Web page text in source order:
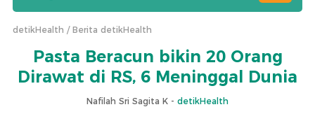
detikHealth Berita detikHealth
Pasta Beracun bikin 20 Orang
Dirawat di RS, 6 Meninggal Dunia
Nafilah Sri Sagita K - detikHealth